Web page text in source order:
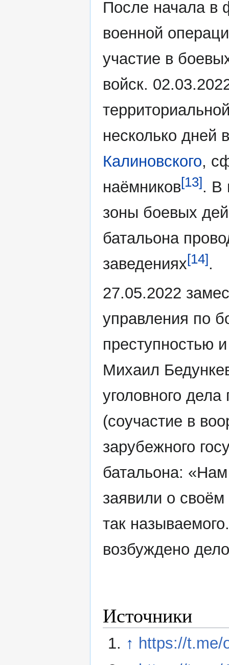
После начала в
военной
участие в
войск.
несколько дней
Калиновского,
наёмников[13]. В
зоны боевых
батальона
заведениях[14].
27.05.2022
управления по
преступностью
Михаил
уголовного
(соучастие в
зарубежного
батальона:
заявили о своём
так
возбуждено
Источники
↑ https://t.me/